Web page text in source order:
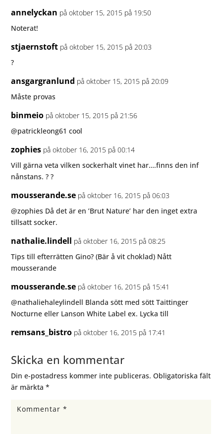
annelyckan på oktober 15, 2015 på 19:50
Noterat!
stjaernstoft på oktober 15, 2015 på 20:03
?
ansgargranlund på oktober 15, 2015 på 20:09
Måste provas
binmeio på oktober 15, 2015 på 21:56
@patrickleong61 cool
zophies på oktober 16, 2015 på 00:14
Vill gärna veta vilken sockerhalt vinet har….finns den inf
nånstans. ? ?
mousserande.se på oktober 16, 2015 på 06:03
@zophies Då det är en ’Brut Nature’ har den inget extra
tillsatt socker.
nathalie.lindell på oktober 16, 2015 på 08:25
Tips till efterrätten Gino? (Bär å vit choklad) Nått
mousserande
mousserande.se på oktober 16, 2015 på 15:41
@nathaliehaleylindell Blanda sött med sött Taittinger
Nocturne eller Lanson White Label ex. Lycka till
remsans_bistro på oktober 16, 2015 på 17:41
Skicka en kommentar
Din e-postadress kommer inte publiceras. Obligatoriska fält
är märkta*